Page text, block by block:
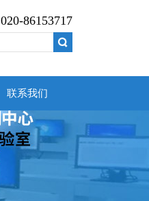
020-86153717
联系我们